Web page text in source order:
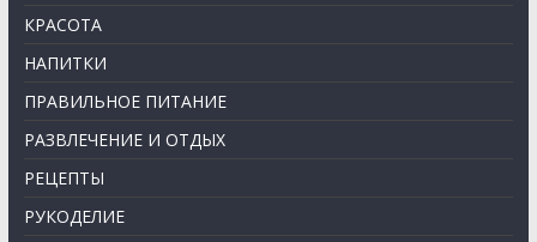
КРАСОТА
НАПИТКИ
ПРАВИЛЬНОЕ ПИТАНИЕ
РАЗВЛЕЧЕНИЕ И ОТДЫХ
РЕЦЕПТЫ
РУКОДЕЛИЕ